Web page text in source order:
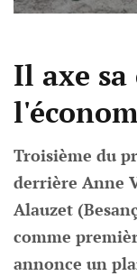
Il axe sa
Troisième du
derrière Anne
Alauzet
comme
annonce un